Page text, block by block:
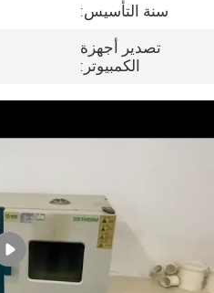
المصنع
أخبار
سنة التأسيس:
تصدير أجهزة
الكمبيوتر: